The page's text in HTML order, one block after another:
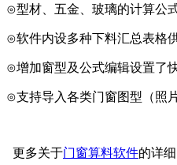
⊙型材、五金、玻璃的计算公
⊙软件内设多种下料汇总表格
⊙增加窗型及公式编辑设置了
⊙支持导入各类门窗图型（照
更多关于门窗算料软件的详